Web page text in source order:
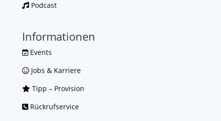
Podcast
Informationen
Events
Jobs & Karriere
Tipp – Provision
Rückrufservice